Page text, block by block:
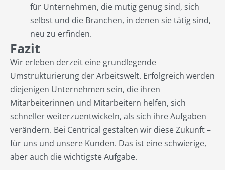
für Unternehmen, die mutig genug sind, sich
selbst und die Branchen, in denen sie tätig sind,
neu zu erfinden.
Fazit
Wir erleben derzeit eine grundlegende
Umstrukturierung der Arbeitswelt. Erfolgreich werden
diejenigen Unternehmen sein, die ihren
Mitarbeiterinnen und Mitarbeitern helfen, sich
schneller weiterzuentwickeln, als sich ihre Aufgaben
verändern. Bei Centrical gestalten wir diese Zukunft –
für uns und unsere Kunden. Das ist eine schwierige,
aber auch die wichtigste Aufgabe.